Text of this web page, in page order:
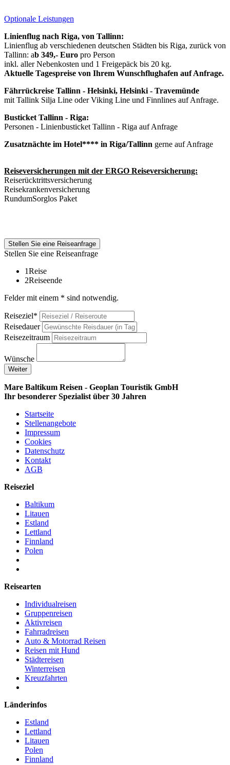
Optionale Leistungen
Linienflug nach Riga, von Tallinn:
Linienflug ab verschiedenen deutschen Städten bis Riga, zurück von
Tallinn: ab 349,- Euro pro Person
inkl. aller Nebenkosten und 1 Freigepäck bis 20 kg.
Aktuelle Tagespreise von Ihrem Wunschflughafen auf Anfrage.
Fährrückreise Tallinn - Helsinki, Helsinki - Travemünde
mit Tallink Silja Line oder Viking Line und Finnlines auf Anfrage.
Busticket Tallinn - Riga:
Personen - Linienbusticket Tallinn - Riga auf Anfrage
Zusatznächte im Hotel**** in Riga/Tallinn gerne auf Anfrage
Reiseversicherungen mit der ERGO Reiseversicherung:
Reiserücktrittsversicherung
Reisekrankenversicherung
RundumSorglos Paket
Stellen Sie eine Reiseanfrage
Stellen Sie eine Reiseanfrage
1Reise
2Reiseende
Felder mit einem * sind notwendig.
Reiseziel*
Reisedauer
Reisezeitraum
Wünsche
Weiter
Mare Baltikum Reisen - Geoplan Touristik GmbH
Ihr besonderer Spezialist über 30 Jahren
Startseite
Stellenangebote
Impressum
Cookies
Datenschutz
Kontakt
AGB
Reiseziel
Baltikum
Litauen
Estland
Lettland
Finnland
Polen
Reisearten
Individualreisen
Gruppenreisen
Aktivreisen
Fahrradreisen
Auto & Motorrad Reisen
Reisen mit Hund
Städtereisen
Winterreisen
Kreuzfahrten
Länderinfos
Estland
Lettland
Litauen
Polen
Finnland